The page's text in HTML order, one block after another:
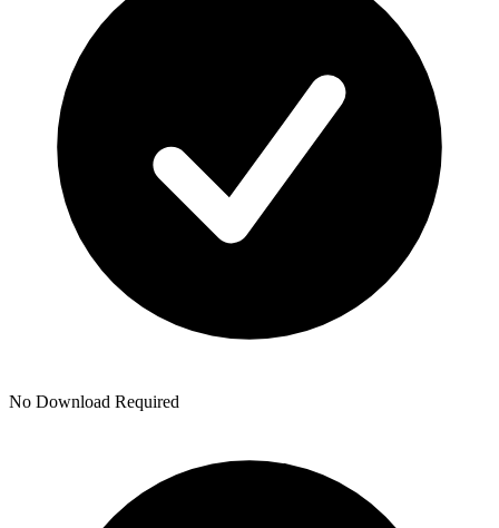
No Download Required